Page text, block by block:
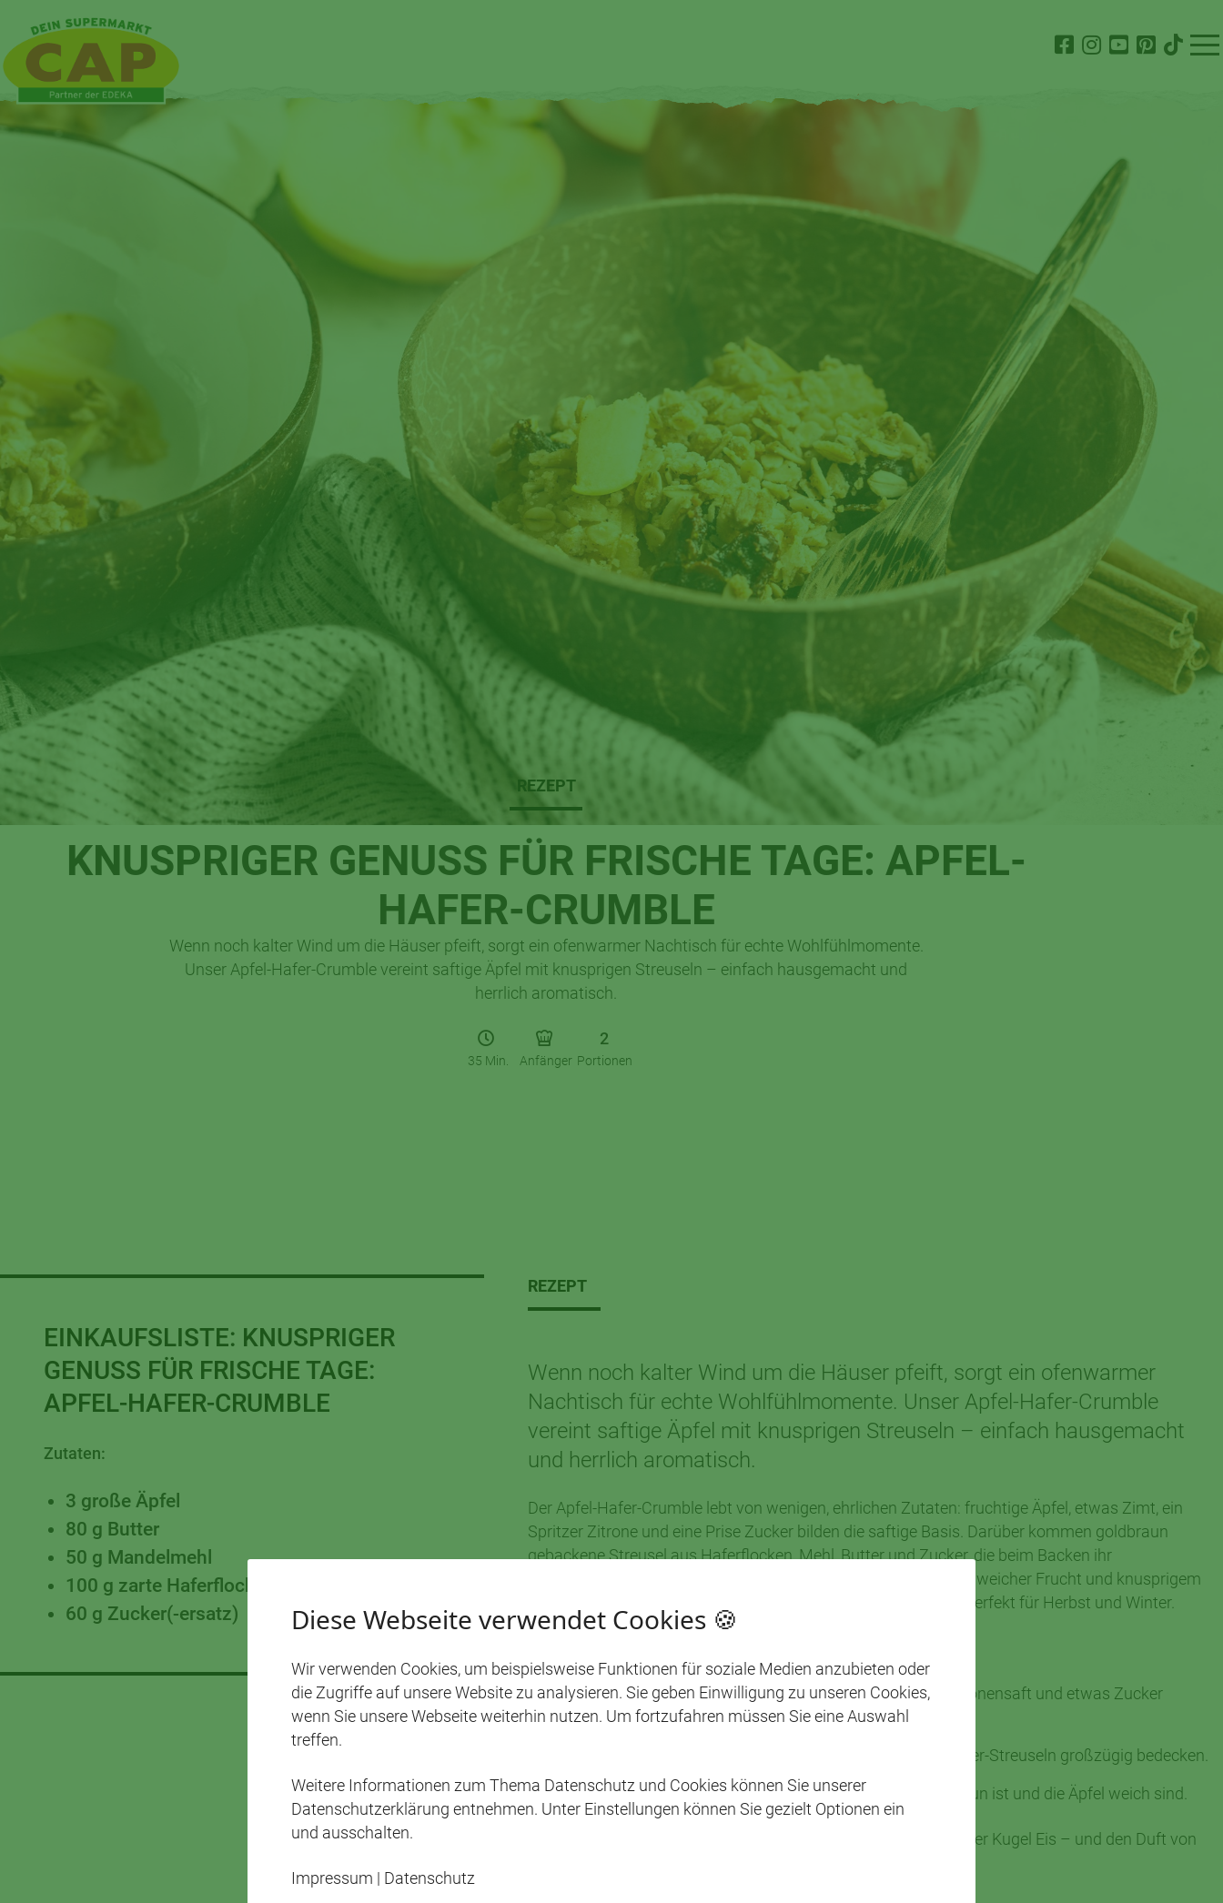
REZEPT
KNUSPRIGER GENUSS FÜR FRISCHE TAGE: APFEL-
HAFER-CRUMBLE
Wenn noch kalter Wind um die Häuser pfeift, sorgt ein ofenwarmer Nachtisch für echte Wohlfühlmomente.
Unser Apfel-Hafer-Crumble vereint saftige Äpfel mit knusprigen Streuseln – einfach hausgemacht und
herrlich aromatisch.
35 Min. Anfänger
2
Portionen
REZEPT
Wenn noch kalter Wind um die Häuser pfeift, sorgt ein ofenwarmer
Nachtisch für echte Wohlfühlmomente. Unser Apfel-Hafer-Crumble
vereint saftige Äpfel mit knusprigen Streuseln – einfach hausgemacht
und herrlich aromatisch.
Der Apfel-Hafer-Crumble lebt von wenigen, ehrlichen Zutaten: fruchtige Äpfel, etwas Zimt, ein
Spritzer Zitrone und eine Prise Zucker bilden die saftige Basis. Darüber kommen goldbraun
gebackene Streusel aus Haferflocken, Mehl, Butter und Zucker, die beim Backen ihr
unverwechselbares Röstaroma entfalten. Die Kombination aus weicher Frucht und knusprigem
Topping macht dieses Dessert zu einem zeitlosen Klassiker – perfekt für Herbst und Winter.
Die Äpfel schälen, in Stücke schneiden und mit Zimt, Zitronensaft und etwas Zucker
vermengen.
In eine Auflaufform geben und mit den vorbereiteten Hafer-Streuseln großzügig bedecken.
Im vorgeheizten Ofen backen, bis die Oberfläche goldbraun ist und die Äpfel weich sind.
Am besten noch warm servieren – pur, mit Vanillesoße oder einer Kugel Eis – und den Duft von
EINKAUFSLISTE: KNUSPRIGER
GENUSS FÜR FRISCHE TAGE:
APFEL-HAFER-CRUMBLE
Zutaten:
3 große Äpfel
80 g Butter
50 g Mandelmehl
100 g zarte Haferflocken
60 g Zucker(-ersatz)
Diese Webseite verwendet Cookies 🍪
Wir verwenden Cookies, um beispielsweise Funktionen für soziale Medien anzubieten oder
die Zugriffe auf unsere Website zu analysieren. Sie geben Einwilligung zu unseren Cookies,
wenn Sie unsere Webseite weiterhin nutzen. Um fortzufahren müssen Sie eine Auswahl
treffen.
Weitere Informationen zum Thema Datenschutz und Cookies können Sie unserer
Datenschutzerklärung entnehmen. Unter Einstellungen können Sie gezielt Optionen ein
und ausschalten.
Impressum | Datenschutz